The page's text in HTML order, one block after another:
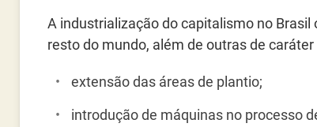
A industrialização do capitalismo no
resto do mundo, além de outras de
extensão das áreas de plantio;
introdução de máquinas no processo